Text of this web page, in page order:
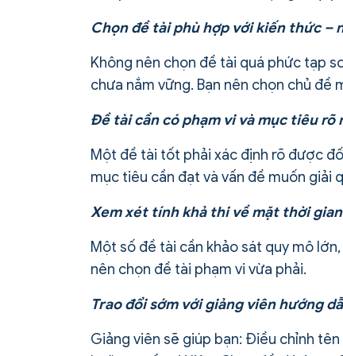
Chọn đề tài phù hợp với kiến thức –
Không nên chọn đề tài quá phức tạp
chưa nắm vững. Bạn nên chọn chủ đề
Đề tài cần có phạm vi và mục tiêu rõ
Một đề tài tốt phải xác định rõ được
mục tiêu cần đạt và vấn đề muốn giải
Xem xét tính khả thi về mặt thời
Một số đề tài cần khảo sát quy mô
nên chọn đề tài phạm vi vừa phải.
Trao đổi sớm với giảng viên hướng
Giảng viên sẽ giúp bạn: Điều chỉnh